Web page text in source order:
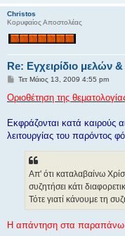
Christos
Κορυφαίος Αποστολέας
Re: Εγχειρίδιο μελών
Δ
μ
ο
ί
υ
Τετ Μάιος 13, 2009 4:55 pm
Οριοθέτηση της
Εκφράζονται κατά καιρούς
λειτουργίας του παρόντος
Απ' ότι καταλαβαίνω
συζητήσει κάτι
Τότε γιατί κάνουμε τη
Η απάντηση στα παραπάνω